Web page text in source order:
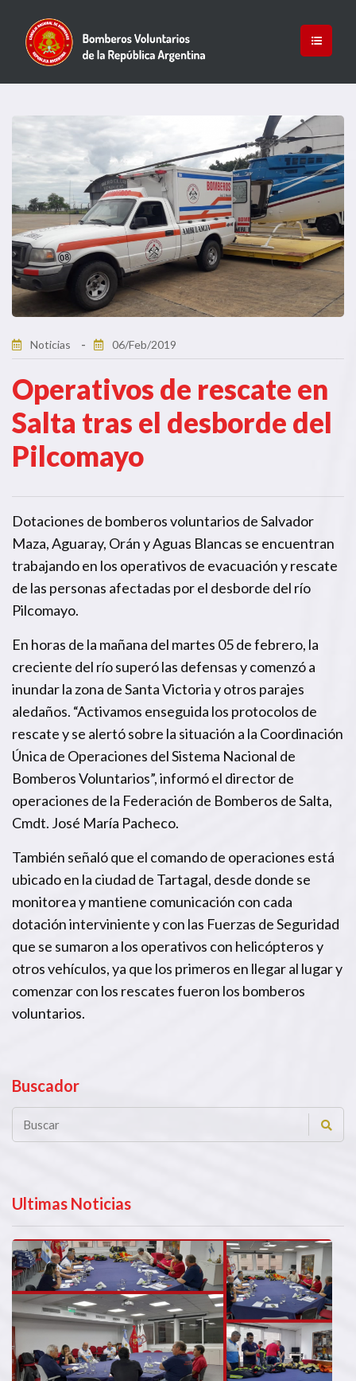
Noticias 06/Feb/2019
Operativos de rescate en
Salta tras el desborde del
Pilcomayo
Dotaciones de bomberos voluntarios de Salvador
Maza, Aguaray, Orán y Aguas Blancas se encuentran
trabajando en los operativos de evacuación y rescate
de las personas afectadas por el desborde del río
Pilcomayo.
En horas de la mañana del martes 05 de febrero, la
creciente del río superó las defensas y comenzó a
inundar la zona de Santa Victoria y otros parajes
aledaños. “Activamos enseguida los protocolos de
rescate y se alertó sobre la situación a la Coordinación
Única de Operaciones del Sistema Nacional de
Bomberos Voluntarios”, informó el director de
operaciones de la Federación de Bomberos de Salta,
Cmdt. José María Pacheco.
También señaló que el comando de operaciones está
ubicado en la ciudad de Tartagal, desde donde se
monitorea y mantiene comunicación con cada
dotación interviniente y con las Fuerzas de Seguridad
que se sumaron a los operativos con helicópteros y
otros vehículos, ya que los primeros en llegar al lugar y
comenzar con los rescates fueron los bomberos
voluntarios.
Buscador
Ultimas Noticias